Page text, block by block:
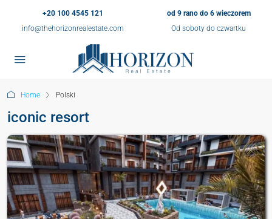
+20 100 4545 121
info@thehorizonrealestate.com
od 9 rano do 6 wieczorem
Od soboty do czwartku
Home Polski
iconic resort